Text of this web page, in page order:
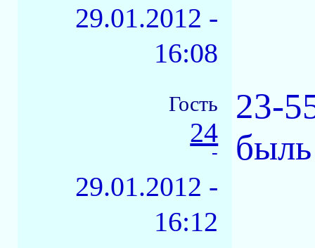
29.01.2012 -
16:08
Гость
24
-
29.01.2012 -
16:12
23-